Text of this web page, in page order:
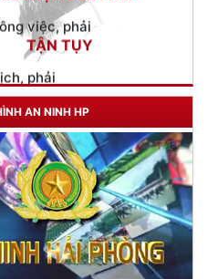
phải
QUYẾT, KHÔN KHÉO
Chủ tịch Hồ Chí Minh
Công an Khu XII,
11 tháng 3 năm 1948.
AN NINH HP